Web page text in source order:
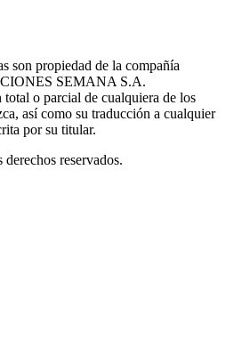
son propiedad de la compañía
SEMANA S.A.
o parcial de cualquiera de los
así como su traducción a cualquier
por su titular.
reservados.